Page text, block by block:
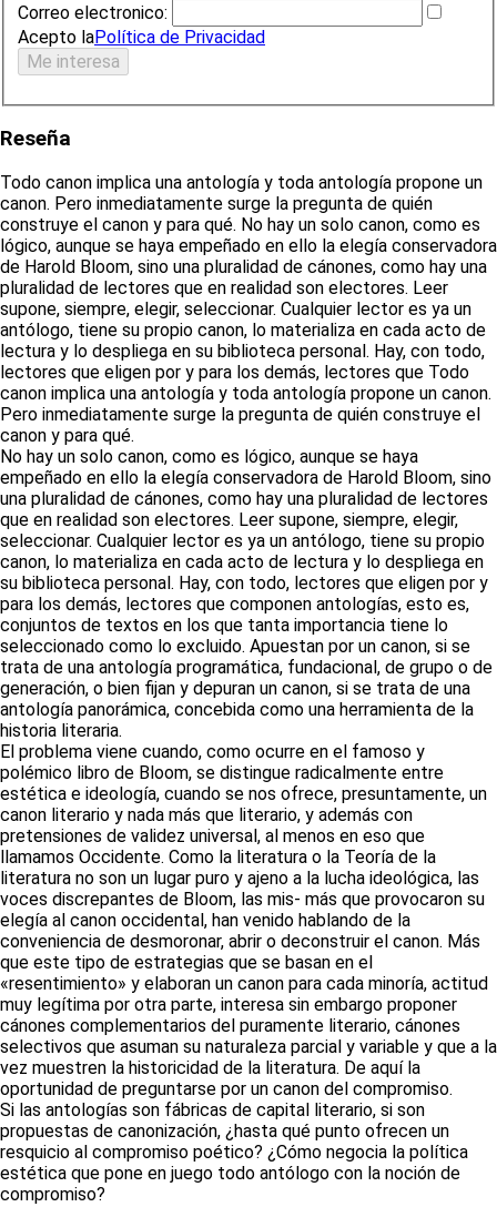
Correo electronico:
Acepto laPolítica de Privacidad
Reseña
Todo canon implica una antología y toda antología propone un
canon. Pero inmediatamente surge la pregunta de quién
construye el canon y para qué. No hay un solo canon, como es
lógico, aunque se haya empeñado en ello la elegía conservadora
de Harold Bloom, sino una pluralidad de cánones, como hay una
pluralidad de lectores que en realidad son electores. Leer
supone, siempre, elegir, seleccionar. Cualquier lector es ya un
antólogo, tiene su propio canon, lo materializa en cada acto de
lectura y lo despliega en su biblioteca personal. Hay, con todo,
lectores que eligen por y para los demás, lectores que Todo
canon implica una antología y toda antología propone un canon.
Pero inmediatamente surge la pregunta de quién construye el
canon y para qué.
No hay un solo canon, como es lógico, aunque se haya
empeñado en ello la elegía conservadora de Harold Bloom, sino
una pluralidad de cánones, como hay una pluralidad de lectores
que en realidad son electores. Leer supone, siempre, elegir,
seleccionar. Cualquier lector es ya un antólogo, tiene su propio
canon, lo materializa en cada acto de lectura y lo despliega en
su biblioteca personal. Hay, con todo, lectores que eligen por y
para los demás, lectores que componen antologías, esto es,
conjuntos de textos en los que tanta importancia tiene lo
seleccionado como lo excluido. Apuestan por un canon, si se
trata de una antología programática, fundacional, de grupo o de
generación, o bien fijan y depuran un canon, si se trata de una
antología panorámica, concebida como una herramienta de la
historia literaria.
El problema viene cuando, como ocurre en el famoso y
polémico libro de Bloom, se distingue radicalmente entre
estética e ideología, cuando se nos ofrece, presuntamente, un
canon literario y nada más que literario, y además con
pretensiones de validez universal, al menos en eso que
llamamos Occidente. Como la literatura o la Teoría de la
literatura no son un lugar puro y ajeno a la lucha ideológica, las
voces discrepantes de Bloom, las mis- más que provocaron su
elegía al canon occidental, han venido hablando de la
conveniencia de desmoronar, abrir o deconstruir el canon. Más
que este tipo de estrategias que se basan en el
«resentimiento» y elaboran un canon para cada minoría, actitud
muy legítima por otra parte, interesa sin embargo proponer
cánones complementarios del puramente literario, cánones
selectivos que asuman su naturaleza parcial y variable y que a la
vez muestren la historicidad de la literatura. De aquí la
oportunidad de preguntarse por un canon del compromiso.
Si las antologías son fábricas de capital literario, si son
propuestas de canonización, ¿hasta qué punto ofrecen un
resquicio al compromiso poético? ¿Cómo negocia la política
estética que pone en juego todo antólogo con la noción de
compromiso?